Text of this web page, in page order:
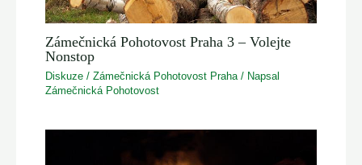
Zámečnická Pohotovost Praha 3 – Volejte
Nonstop
Diskuze /Zámečnická Pohotovost Praha / Napsal
Zámečnická Pohotovost